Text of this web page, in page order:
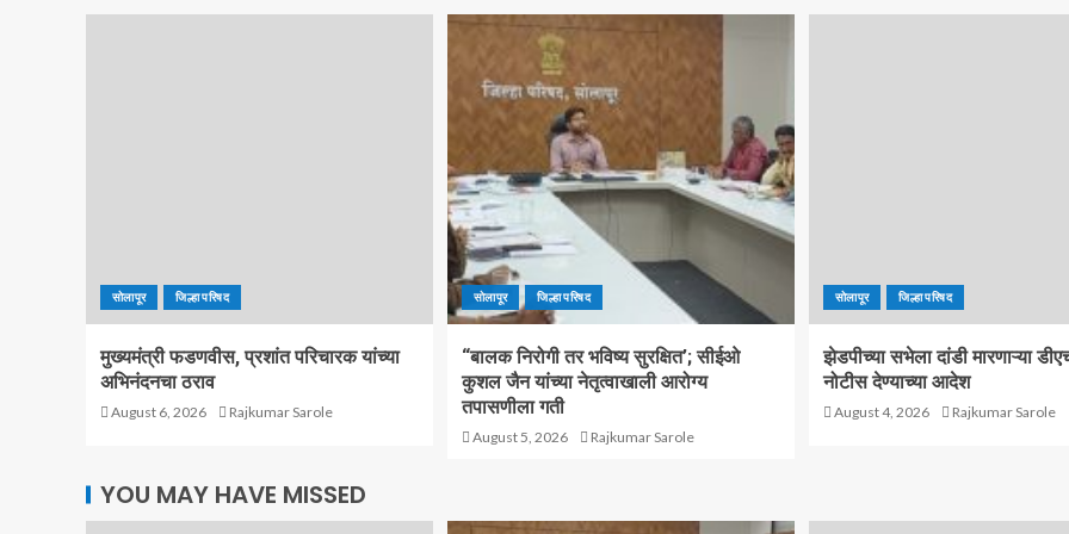
सोलापूर जिल्हा परिषद
मुख्यमंत्री फडणवीस, प्रशांत परिचारक यांच्या
अभिनंदनचा ठराव
August 6, 2026 Rajkumar Sarole
सोलापूर जिल्हा परिषद
“बालक निरोगी तर भविष्य सुरक्षित’; सीईओ
कुशल जैन यांच्या नेतृत्वाखाली आरोग्य
तपासणीला गती
August 5, 2026 Rajkumar Sarole
सोलापूर जिल्हा परिषद
झेडपीच्या सभेला दांडी मारणाऱ्या
नोटीस देण्याच्या आदेश
August 4, 2026 Rajkumar Sarole
YOU MAY HAVE MISSED